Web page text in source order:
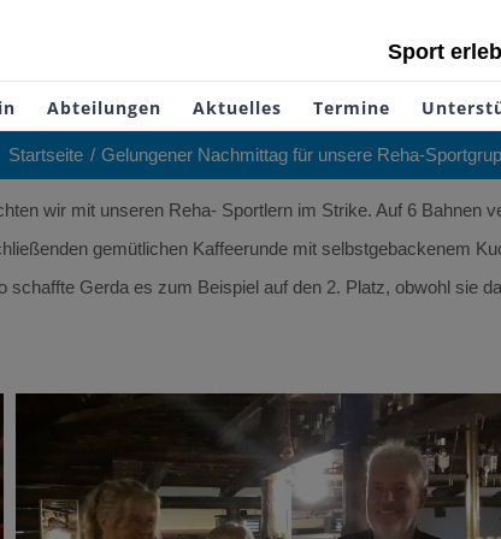
Sport
Abteilungen Aktuelles Termine
Startseite Gelungener Nachmittag für unsere Reha-
wir mit unseren Reha- Sportlern im Strike. Auf 6 Bahnen
gemütlichen Kaffeerunde mit selbstgebackenem
Gerda es zum Beispiel auf den 2. Platz, obwohl sie